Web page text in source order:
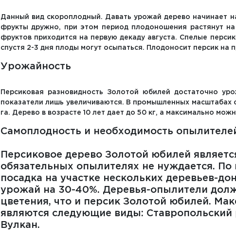
Данный вид скороплодный. Давать урожай дерево начинает
фрукты дружно, при этом период плодоношения растянут
фруктов приходится на первую декаду августа. Спелые
спустя 2-3 дня плоды могут осыпаться. Плодоносит персик на
Урожайность
Персиковая разновидность Золотой юбилей достаточно
показатели лишь увеличиваются. В промышленных масштабах
га. Дерево в возрасте 10 лет дает до 50 кг, а максимально
Самоплодность и необходимость
Персиковое дерево Золотой юбилей
обязательных опылителях не нуждается.
посадка на участке нескольких деревьев-
урожай на 30-40%. Деревья-опылители
цветения, что и персик Золотой юбилей.
являются следующие виды:
Вулкан.